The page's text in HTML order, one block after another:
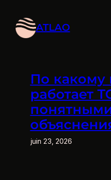
contenu
ATLAO
По какому
работает
juin 23, 2026